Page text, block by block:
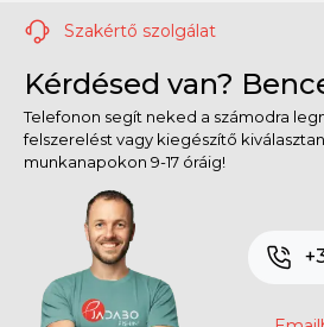
Szakértő szolgálat
Kérdésed van?
Telefonon segít neked a számodra
felszerelést vagy kiegészítő
munkanapokon 9-17 óráig!